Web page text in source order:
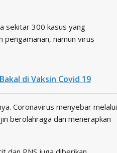
sekitar 300 kasus yang
pengamanan, namun virus
di Vaksin Covid 19
Coronavirus menyebar melalui
berolahraga dan menerapkan